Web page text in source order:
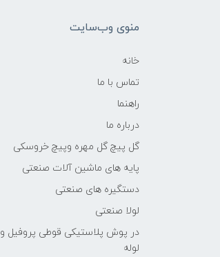
منوی وب‌سایت
خانه
تماس با ما
راهنما
درباره ما
گل پیچ گل مهره وپیچ خروسکی
پایه های ماشین آلات صنعتی
دستگیره های صنعتی
لولا صنعتی
در پوش پلاستیکی قوطی پروفیل و
لوله